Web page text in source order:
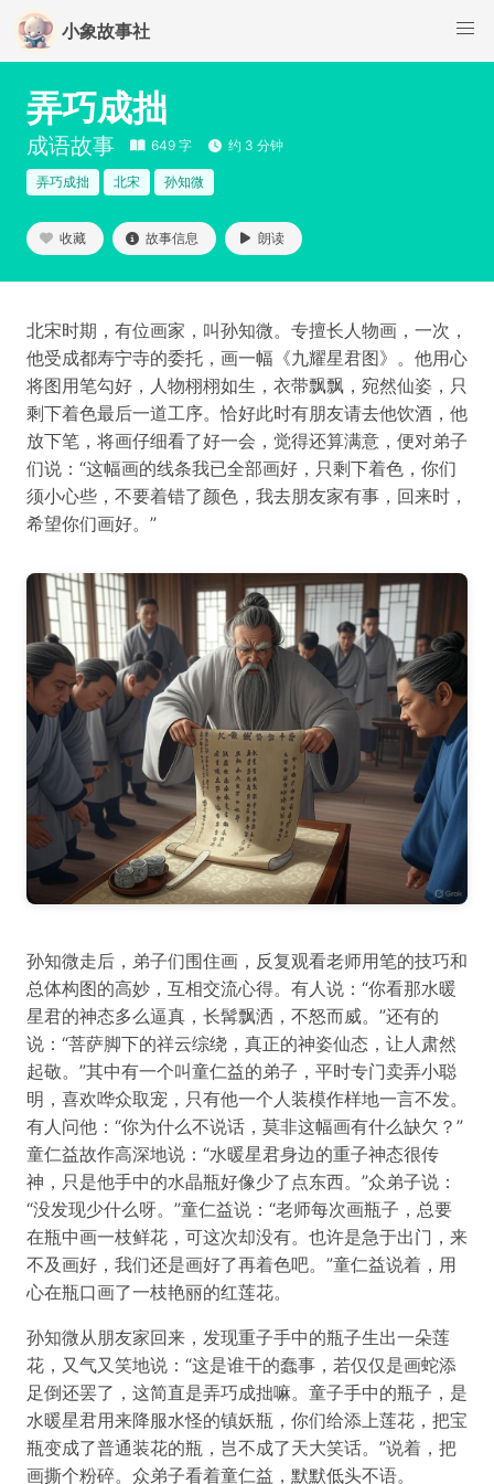
小象故事社
弄巧成拙
成语故事 649 字 约 3 分钟
弄巧成拙 北宋 孙知微
收藏 故事信息 朗读
北宋时期，有位画家，叫孙知微。专擅长人物画，一次，
他受成都寿宁寺的委托，画一幅《九耀星君图》。他用心
将图用笔勾好，人物栩栩如生，衣带飘飘，宛然仙姿，只
剩下着色最后一道工序。恰好此时有朋友请去他饮酒，他
放下笔，将画仔细看了好一会，觉得还算满意，便对弟子
们说：“这幅画的线条我已全部画好，只剩下着色，你们
须小心些，不要着错了颜色，我去朋友家有事，回来时，
希望你们画好。”
孙知微走后，弟子们围住画，反复观看老师用笔的技巧和
总体构图的高妙，互相交流心得。有人说：“你看那水暖
星君的神态多么逼真，长髯飘洒，不怒而威。”还有的
说：“菩萨脚下的祥云综绕，真正的神姿仙态，让人肃然
起敬。”其中有一个叫童仁益的弟子，平时专门卖弄小聪
明，喜欢哗众取宠，只有他一个人装模作样地一言不发。
有人问他：“你为什么不说话，莫非这幅画有什么缺欠？”
童仁益故作高深地说：“水暖星君身边的重子神态很传
神，只是他手中的水晶瓶好像少了点东西。”众弟子说：
“没发现少什么呀。”童仁益说：“老师每次画瓶子，总要
在瓶中画一枝鲜花，可这次却没有。也许是急于出门，来
不及画好，我们还是画好了再着色吧。”童仁益说着，用
心在瓶口画了一枝艳丽的红莲花。
孙知微从朋友家回来，发现重子手中的瓶子生出一朵莲
花，又气又笑地说：“这是谁干的蠢事，若仅仅是画蛇添
足倒还罢了，这简直是弄巧成拙嘛。童子手中的瓶子，是
水暖星君用来降服水怪的镇妖瓶，你们给添上莲花，把宝
瓶变成了普通装花的瓶，岂不成了天大笑话。”说着，把
画撕个粉碎。众弟子看着童仁益，默默低头不语。